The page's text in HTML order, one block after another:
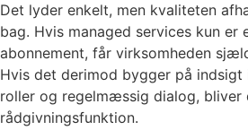
Det lyder enkelt, men kvaliteten
bag. Hvis managed services kun er
abonnement, får virksomheden
Hvis det derimod bygger på
roller og regelmæssig dialog,
rådgivningsfunktion.